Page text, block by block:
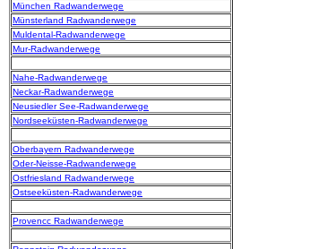
München Radwanderwege
Münsterland Radwanderwege
Muldental-Radwanderwege
Mur-Radwanderwege
Nahe-Radwanderwege
Neckar-Radwanderwege
Neusiedler See-Radwanderwege
Nordseeküsten-Radwanderwege
Oberbayern Radwanderwege
Oder-Neisse-Radwanderwege
Ostfriesland Radwanderwege
Ostseeküsten-Radwanderwege
Provencc Radwanderwege